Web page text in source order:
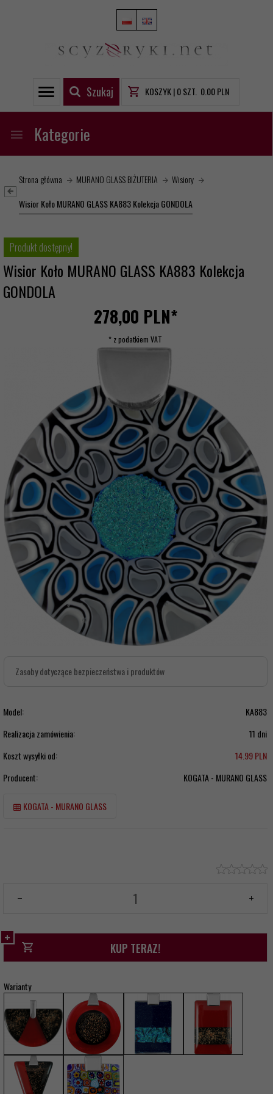
Szukaj KOSZYK |0SZT. 0.00PLN
Kategorie
Strona główna MURANO GLASS BIŻUTERIA
Wisiory
Wisior Koło MURANO GLASS KA883 Kolekcja GONDOLA
Produkt dostępny!
Wisior Koło MURANO GLASS KA883 Kolekcja
GONDOLA
278,00 PLN*
* z podatkiem VAT
Zasoby dotyczące bezpieczeństwa i produktów
Model:
KA883
Realizacja zamówienia:
11 dni
Koszt wysyłki od:
14.99 PLN
Producent:
KOGATA - MURANO GLASS
KOGATA - MURANO GLASS
KUP TERAZ!
Warianty